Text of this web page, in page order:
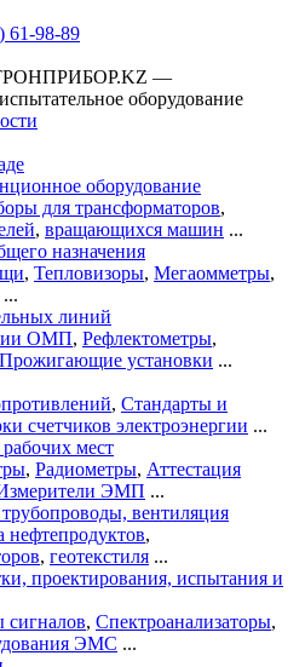
61-98-89
—
оборудование
оборудование
для трансформаторов,
, вращающихся машин ...
назначения
, Тепловизоры, Мегаомметры,
...
линий
ОМП, Рефлектометры,
Прожигающие установки ...
, Стандарты и
счетчиков электроэнергии ...
мест
, Радиометры, Аттестация
ЭМП ...
вентиляция
нефтепродуктов,
, геотекстиля ...
проектирования, испытания и
сигналов, Спектроанализаторы,
ЭМС ...